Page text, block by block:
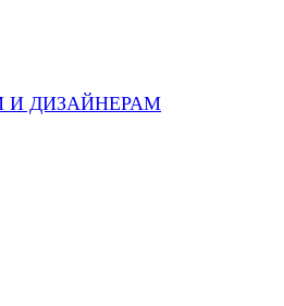
И ДИЗАЙНЕРАМ